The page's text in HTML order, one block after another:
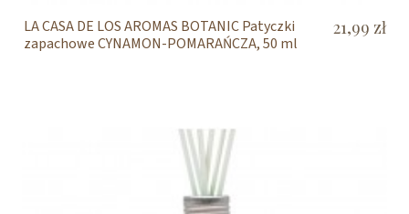
LA CASA DE LOS AROMAS BOTANIC Patyczki
zapachowe CYNAMON-POMARAŃCZA, 50 ml
21,99 zł